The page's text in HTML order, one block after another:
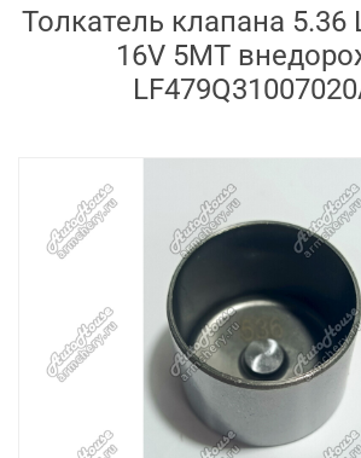
Толкатель клапана 5.36
16V 5MT